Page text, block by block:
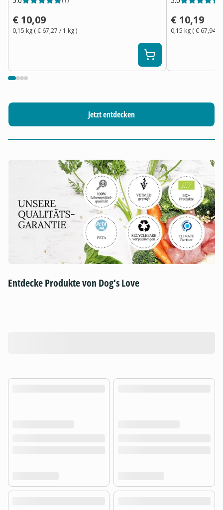
€ 10,09
0,15 kg (€ 67,27 / 1 kg)
€ 10,19
0,15 kg (€ 67,94
Jetzt entdecken
Entdecke Produkte von Dog's Love